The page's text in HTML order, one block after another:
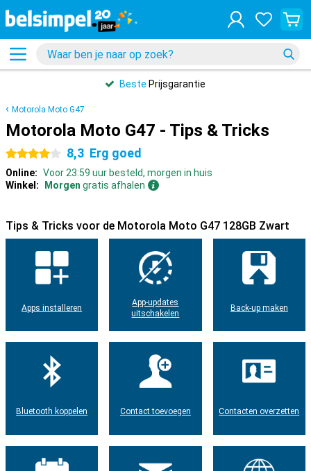
Beste Prijsgarantie
Motorola Moto G47
Motorola Moto G47 - Tips & Tricks
4 sterren 8,3 Erg goed
Online: Voor 23:59 uur besteld, morgen in huis
Winkel:
Morgen gratis afhalen
Tips & Tricks voor de Motorola Moto G47 128GB Zwart
Apps installeren
App-updates
uitschakelen
Back-up maken
Bluetooth koppelen Contact toevoegen Contacten overzetten